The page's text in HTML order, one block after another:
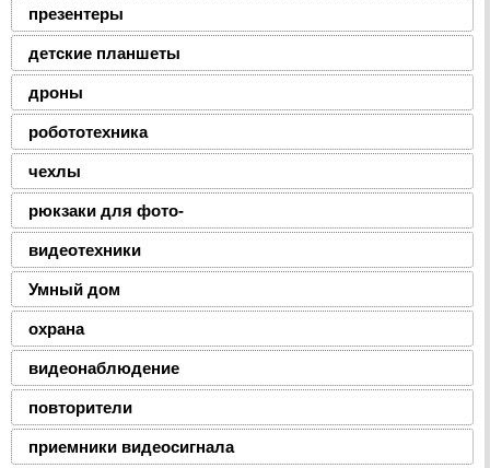
презентеры
детские планшеты
дроны
робототехника
чехлы
рюкзаки для фото-
видеотехники
Умный дом
охрана
видеонаблюдение
повторители
приемники видеосигнала